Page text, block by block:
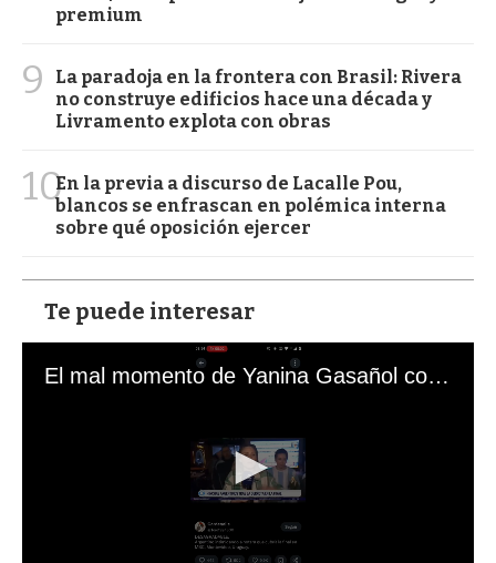
premium
9
La paradoja en la frontera con Brasil: Rivera
no construye edificios hace una década y
Livramento explota con obras
10En la previa a discurso de Lacalle Pou,
blancos se enfrascan en polémica interna
sobre qué oposición ejercer
Te puede interesar
El mal momento de Yanina Gasañol con un hincha argentino en "Subrayado"